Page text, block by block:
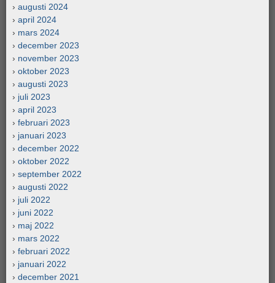
augusti 2024
april 2024
mars 2024
december 2023
november 2023
oktober 2023
augusti 2023
juli 2023
april 2023
februari 2023
januari 2023
december 2022
oktober 2022
september 2022
augusti 2022
juli 2022
juni 2022
maj 2022
mars 2022
februari 2022
januari 2022
december 2021